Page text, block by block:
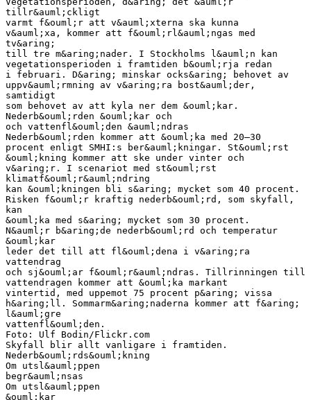
tillr&auml;ckligt
varmt f&ouml;r att v&auml;xterna ska kunna
v&auml;xa, kommer att f&ouml;rl&auml;ngas med
tv&aring;
till tre m&aring;nader. I Stockholms l&auml;n kan
vegetationsperioden i framtiden b&ouml;rja redan
i februari. D&aring; minskar ocks&aring; behovet av
uppv&auml;rmning av v&aring;ra bost&auml;der,
samtidigt
som behovet av att kyla ner dem &ouml;kar.
Nederb&ouml;rden &ouml;kar och
och vattenfl&ouml;den &auml;ndras
Nederb&ouml;rden kommer att &ouml;ka med 20–30
procent enligt SMHI:s ber&auml;kningar. St&ouml;rst
&ouml;kning kommer att ske under vinter och
v&aring;r. I scenariot med st&ouml;rst
klimatf&ouml;r&auml;ndring
kan &ouml;kningen bli s&aring; mycket som 40 procent.
Risken f&ouml;r kraftig nederb&ouml;rd, som skyfall,
kan
&ouml;ka med s&aring; mycket som 30 procent.
N&auml;r b&aring;de nederb&ouml;rd och temperatur
&ouml;kar
leder det till att fl&ouml;dena i v&aring;ra
vattendrag
och sj&ouml;ar f&ouml;r&auml;ndras. Tillrinningen till
vattendragen kommer att &ouml;ka markant
vintertid, med uppemot 75 procent p&aring; vissa
h&aring;ll. Sommarm&aring;naderna kommer att f&aring;
l&auml;gre
vattenfl&ouml;den.
Foto: Ulf Bodin/Flickr.com
Skyfall blir allt vanligare i framtiden.
Nederb&ouml;rds&ouml;kning
Om utsl&auml;ppen
begr&auml;nsas
Om utsl&auml;ppen
&ouml;kar